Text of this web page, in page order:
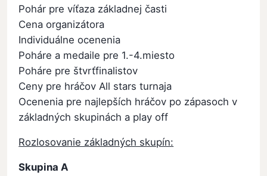
Pohár pre víťaza základnej časti
Cena organizátora
Individuálne ocenenia
Poháre a medaile pre 1.-4.miesto
Poháre pre štvrťfinalistov
Ceny pre hráčov All stars turnaja
Ocenenia pre najlepších hráčov po zápasoch v
základných skupinách a play off
Rozlosovanie základných skupín:
Skupina A